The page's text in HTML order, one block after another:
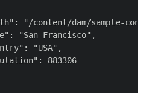
"/content/dam/sample-
"San Francisco",
"USA",
883306